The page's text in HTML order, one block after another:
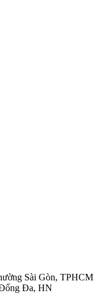
Sài Gòn, TPHCM
Đa, HN